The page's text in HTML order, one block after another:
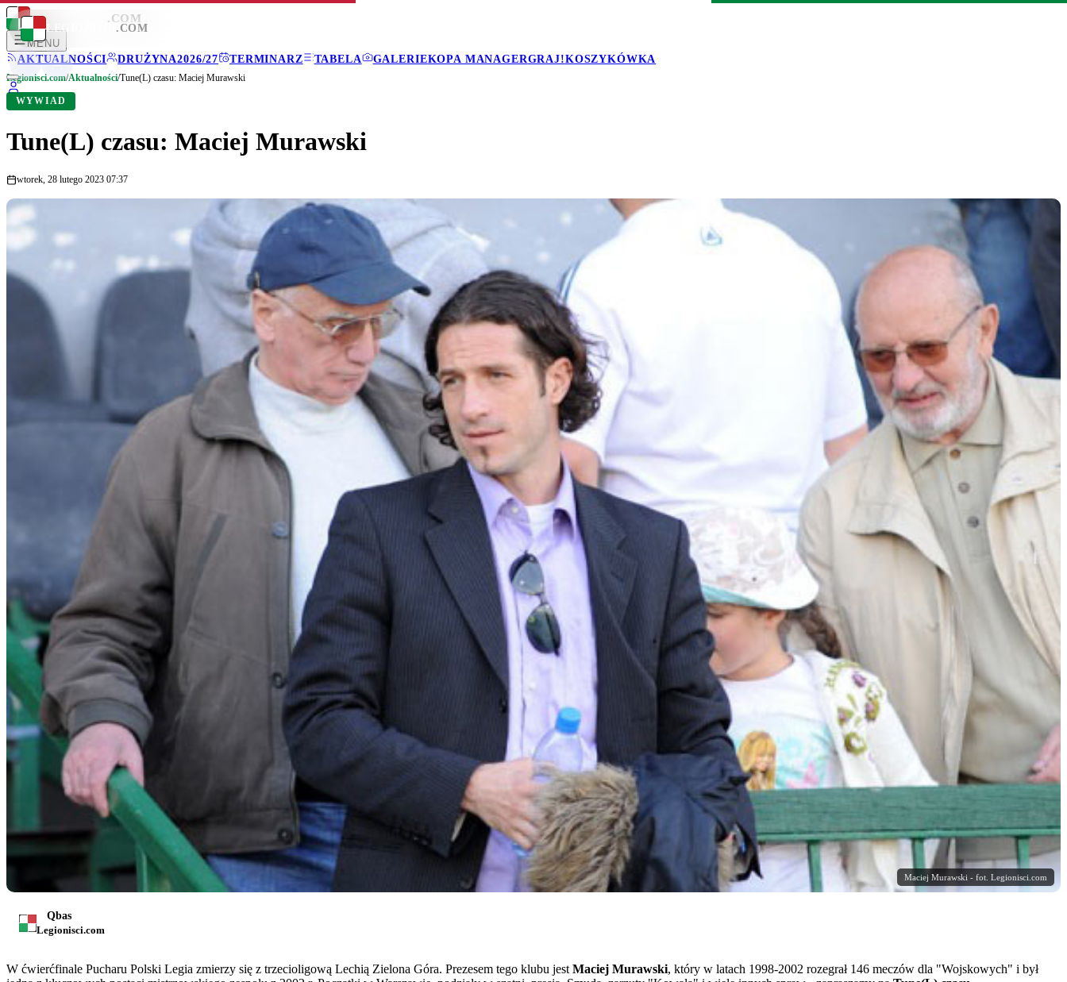
LEGIONISCI .COM
MENU
AKTUALNOŚCI
DRUŻYNA2026/27 TERMINARZ TABELA GALERIEKOPA MANAGERGRAJ!KOSZYKÓWKA
LEGIONISCI .COM
Legionisci.com/Aktualności/Tune(L) czasu: Maciej Murawski
WYWIAD
Tune(L) czasu: Maciej Murawski
wtorek, 28 lutego 2023 07:37
Maciej Murawski - fot. Legionisci.com
Qbas
Legionisci.com
W ćwierćfinale Pucharu Polski Legia zmierzy się z trzecioligową Lechią Zielona Góra. Prezesem tego klubu jest Maciej Murawski, który w latach 1998-2002 rozegrał 146 meczów dla "Wojskowych" i był